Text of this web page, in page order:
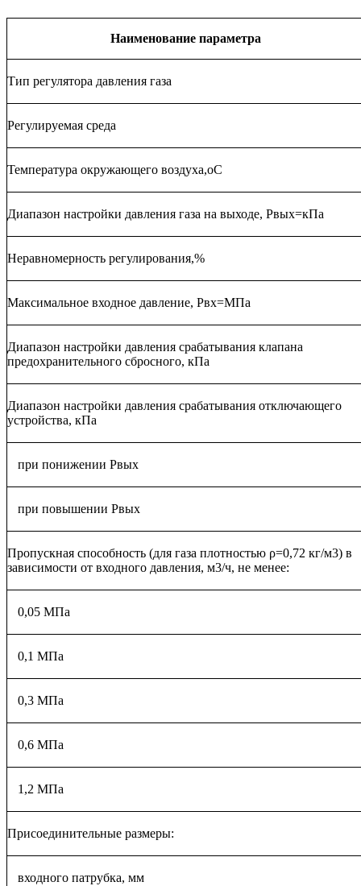
Наименование параметра
Тип регулятора давления газа
Регулируемая среда
Температура окружающего воздуха,оС
Диапазон настройки давления газа на выходе, Рвых=кПа
Неравномерность регулирования,%
Максимальное входное давление, Рвх=МПа
Диапазон настройки давления срабатывания клапана
предохранительного сбросного, кПа
Диапазон настройки давления срабатывания отключающего
устройства, кПа
при понижении Рвых
при повышении Рвых
Пропускная способность (для газа плотностью ρ=0,72 кг/м3) в
зависимости от входного давления, м3/ч, не менее:
0,05 МПа
0,1 МПа
0,3 МПа
0,6 МПа
1,2 МПа
Присоединительные размеры:
входного патрубка, мм